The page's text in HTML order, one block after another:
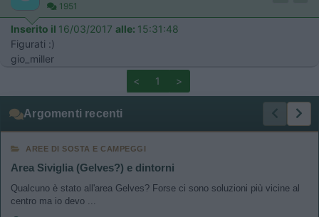
1951
Inserito il 16/03/2017 alle: 15:31:48
Figurati :)
gio_miller
<
1 >
Argomenti recenti
AREE DI SOSTA E CAMPEGGI
Area Siviglia (Gelves?) e dintorni
Qualcuno è stato all'area Gelves? Forse ci sono soluzioni più vicine al
centro ma io devo ...